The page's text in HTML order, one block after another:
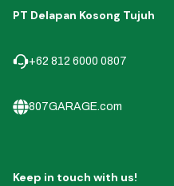
PT Delapan Kosong Tujuh
+62 812 6000 0807
807GARAGE.com
Keep in touch with us!